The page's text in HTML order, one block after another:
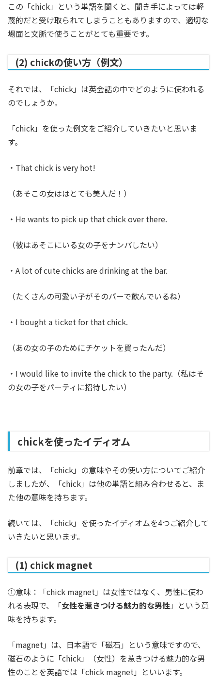
この「chick」という単語を聞くと、聞き手によっては軽
蔑的だと受け取られてしまうこともありますので、適切な
場面と文脈で使うことがとても重要です。
(2) chickの使い方（例文）
それでは、「chick」は英会話の中でどのように使われる
のでしょうか。
「chick」を使った例文をご紹介していきたいと思いま
す。
・That chick is very hot!
（あそこの女ははとても美人だ！）
・He wants to pick up that chick over there.
（彼はあそこにいる女の子をナンパしたい）
・A lot of cute chicks are drinking at the bar.
（たくさんの可愛い子がそのバーで飲んでいるね）
・I bought a ticket for that chick.
（あの女の子のためにチケットを買ったんだ）
・I would like to invite the chick to the party.（私はそ
の女の子をパーティに招待したい）
chickを使ったイディオム
前章では、「chick」の意味やその使い方についてご紹介
しましたが、「chick」は他の単語と組み合わせると、ま
た他の意味を持ちます。
続いては、「chick」を使ったイディオムを4つご紹介して
いきたいと思います。
(1) chick magnet
①意味：「chick magnet」は女性ではなく、男性に使わ
れる表現で、「女性を惹きつける魅力的な男性」という意
味を持ちます。
「magnet」は、日本語で「磁石」という意味ですので、
磁石のように「chick」（女性）を惹きつける魅力的な男
性のことを英語では「chick magnet」といいます。